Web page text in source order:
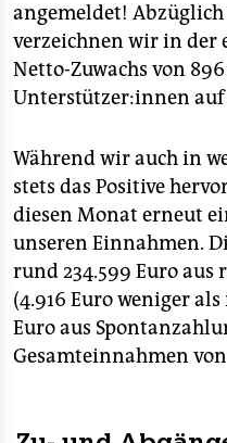
angemeldet! Abzüglich
verzeichnen wir in der
Netto-Zuwachs von 896
Unterstützer:innen auf
Während wir auch in
stets das Positive
diesen Monat erneut
unseren Einnahmen.
rund 234.599 Euro
(4.916 Euro weniger
Euro aus
Gesamteinnahmen